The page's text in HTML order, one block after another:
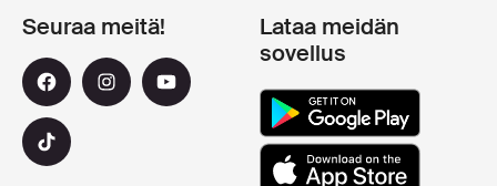
Seuraa meitä!
Lataa meidän
sovellus